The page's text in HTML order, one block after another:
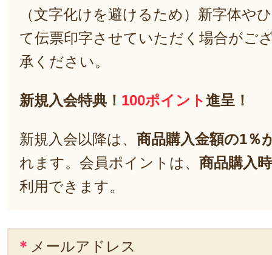
（文字化けを避けるため）新字体や
て伝票印字させていただく場合がご
承ください。
新規入会特典！ 100ポイント進呈！
新規入会以降は、 商品購入金額の1％
れます。会員ポイントは、 商品購入
利用できます。
＊ メールアドレス